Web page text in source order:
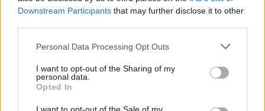
Downstream Participants that may further disclose it to other
Please note that this website/app uses one or more Google
not limited to your visit or usage behaviour. You may click to
grant or deny consent to Google and its third-party tags to
use your data for below specified purposes in below Google
consent section.
Personal Data Processing Opt Outs
I want to opt-out of the Sharing of my
personal data.
Opted In